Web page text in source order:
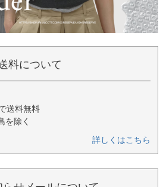
料について
送料無料
を除く
詳しくはこちら